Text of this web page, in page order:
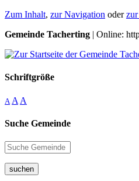
Zum Inhalt, zur Navigation oderzur
Gemeinde Tacherting | Online:
Schriftgröße
A A A
Suche Gemeinde
suchen